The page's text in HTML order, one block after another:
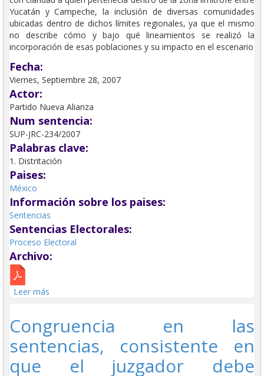
Yucatán y Campeche, la inclusión de diversas comunidades
ubicadas dentro de dichos límites regionales, ya que el mismo
no describe cómo y bajo qué lineamientos se realizó la
incorporación de esas poblaciones y su impacto en el escenario
Fecha:
Viernes, Septiembre 28, 2007
Actor:
Partido Nueva Alianza
Num sentencia:
SUP-JRC-234/2007
Palabras clave:
1. Distritación
Paises:
México
Información sobre los paises:
Sentencias
Sentencias Electorales:
Proceso Electoral
Archivo:
Leer más
en el escenario definitivo de la entidad.
Congruencia en las
sentencias, consistente en
que el juzgador debe